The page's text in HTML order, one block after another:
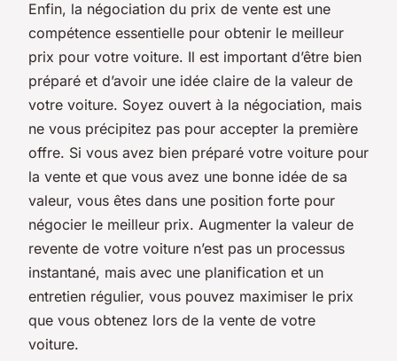
Enfin, la négociation du prix de vente est une
compétence essentielle pour obtenir le meilleur
prix pour votre voiture. Il est important d’être bien
préparé et d’avoir une idée claire de la valeur de
votre voiture. Soyez ouvert à la négociation, mais
ne vous précipitez pas pour accepter la première
offre. Si vous avez bien préparé votre voiture pour
la vente et que vous avez une bonne idée de sa
valeur, vous êtes dans une position forte pour
négocier le meilleur prix. Augmenter la valeur de
revente de votre voiture n’est pas un processus
instantané, mais avec une planification et un
entretien régulier, vous pouvez maximiser le prix
que vous obtenez lors de la vente de votre
voiture.